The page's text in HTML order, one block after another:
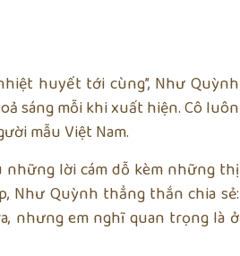
huyết tới cùng”, Như Quỳnh
sáng mỗi khi xuất hiện. Cô luôn
mẫu Việt Nam.
những lời cám dỗ kèm những thị
Như Quỳnh thẳng thắn chia sẻ:
nhưng em nghĩ quan trọng là ở